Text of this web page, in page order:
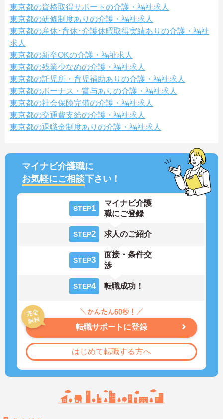
東京都の資格取得サポートの介護・福祉求人
東京都の研修制度ありの介護・福祉求人
東京都の産休･育休･介護休暇取得実績ありの介護・福祉
求人
東京都の新卒OKの介護・福祉求人
東京都の残業少なめの介護・福祉求人
東京都の託児所・育児補助ありの介護・福祉求人
東京都のボーナス・賞与ありの介護・福祉求人
東京都の社会保険完備の介護・福祉求人
東京都の交通費支給の介護・福祉求人
東京都の退職金制度ありの介護・福祉求人
マイナビ介護職に
お気軽にご相談下さい！
STEP1
マイナビ介護
職にご登録
STEP2 求人のご紹介
STEP3
面接・条件交
渉
STEP4 転職成功！
転職サポートに登録
はじめて転職する方へ